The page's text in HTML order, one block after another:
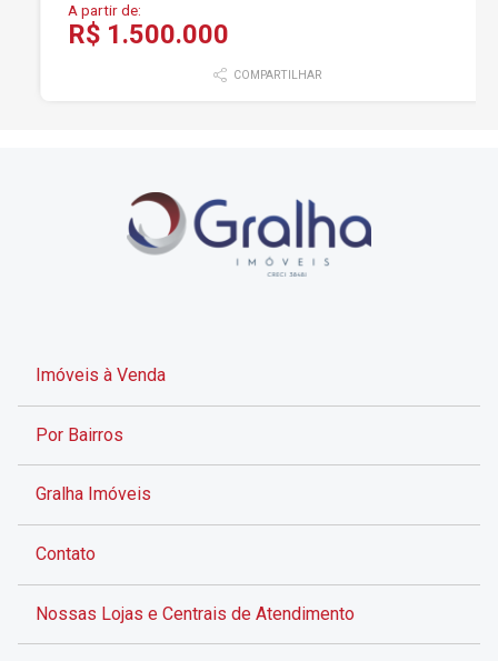
A partir de:
R$ 1.500.000
COMPARTILHAR
Imóveis à Venda
Por Bairros
Gralha Imóveis
Contato
Nossas Lojas e Centrais de Atendimento